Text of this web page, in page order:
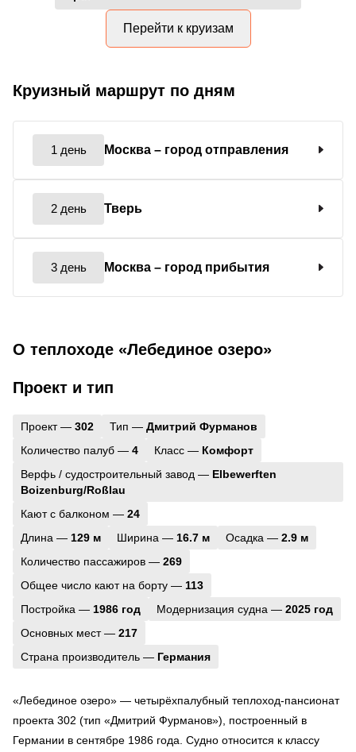
Перейти к круизам
Круизный маршрут по дням
1 день Москва – город отправления
2 день Тверь
3 день Москва – город прибытия
О теплоходе «Лебединое озеро»
Проект и тип
Проект — 302 Тип — Дмитрий Фурманов
Количество палуб — 4 Класс — Комфорт
Верфь / судостроительный завод — Elbewerften
Boizenburg/Roßlau
Кают с балконом — 24
Длина — 129 м Ширина — 16.7 м Осадка — 2.9 м
Количество пассажиров — 269
Общее число кают на борту — 113
Постройка — 1986 год Модернизация судна — 2025 год
Основных мест — 217
Страна производитель — Германия
«Лебединое озеро» — четырёхпалубный теплоход-пансионат
проекта 302 (тип «Дмитрий Фурманов»), построенный в
Германии в сентябре 1986 года. Судно относится к классу